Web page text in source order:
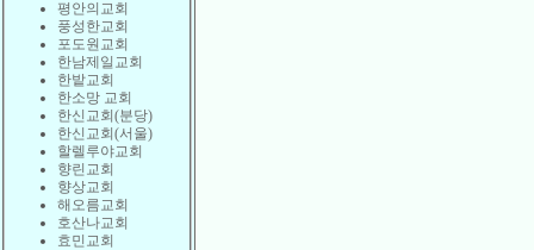
평안의교회
풍성한교회
포도원교회
한남제일교회
한밭교회
한소망 교회
한신교회(분당)
한신교회(서울)
할렐루야교회
향린교회
향상교회
해오름교회
호산나교회
효민교회